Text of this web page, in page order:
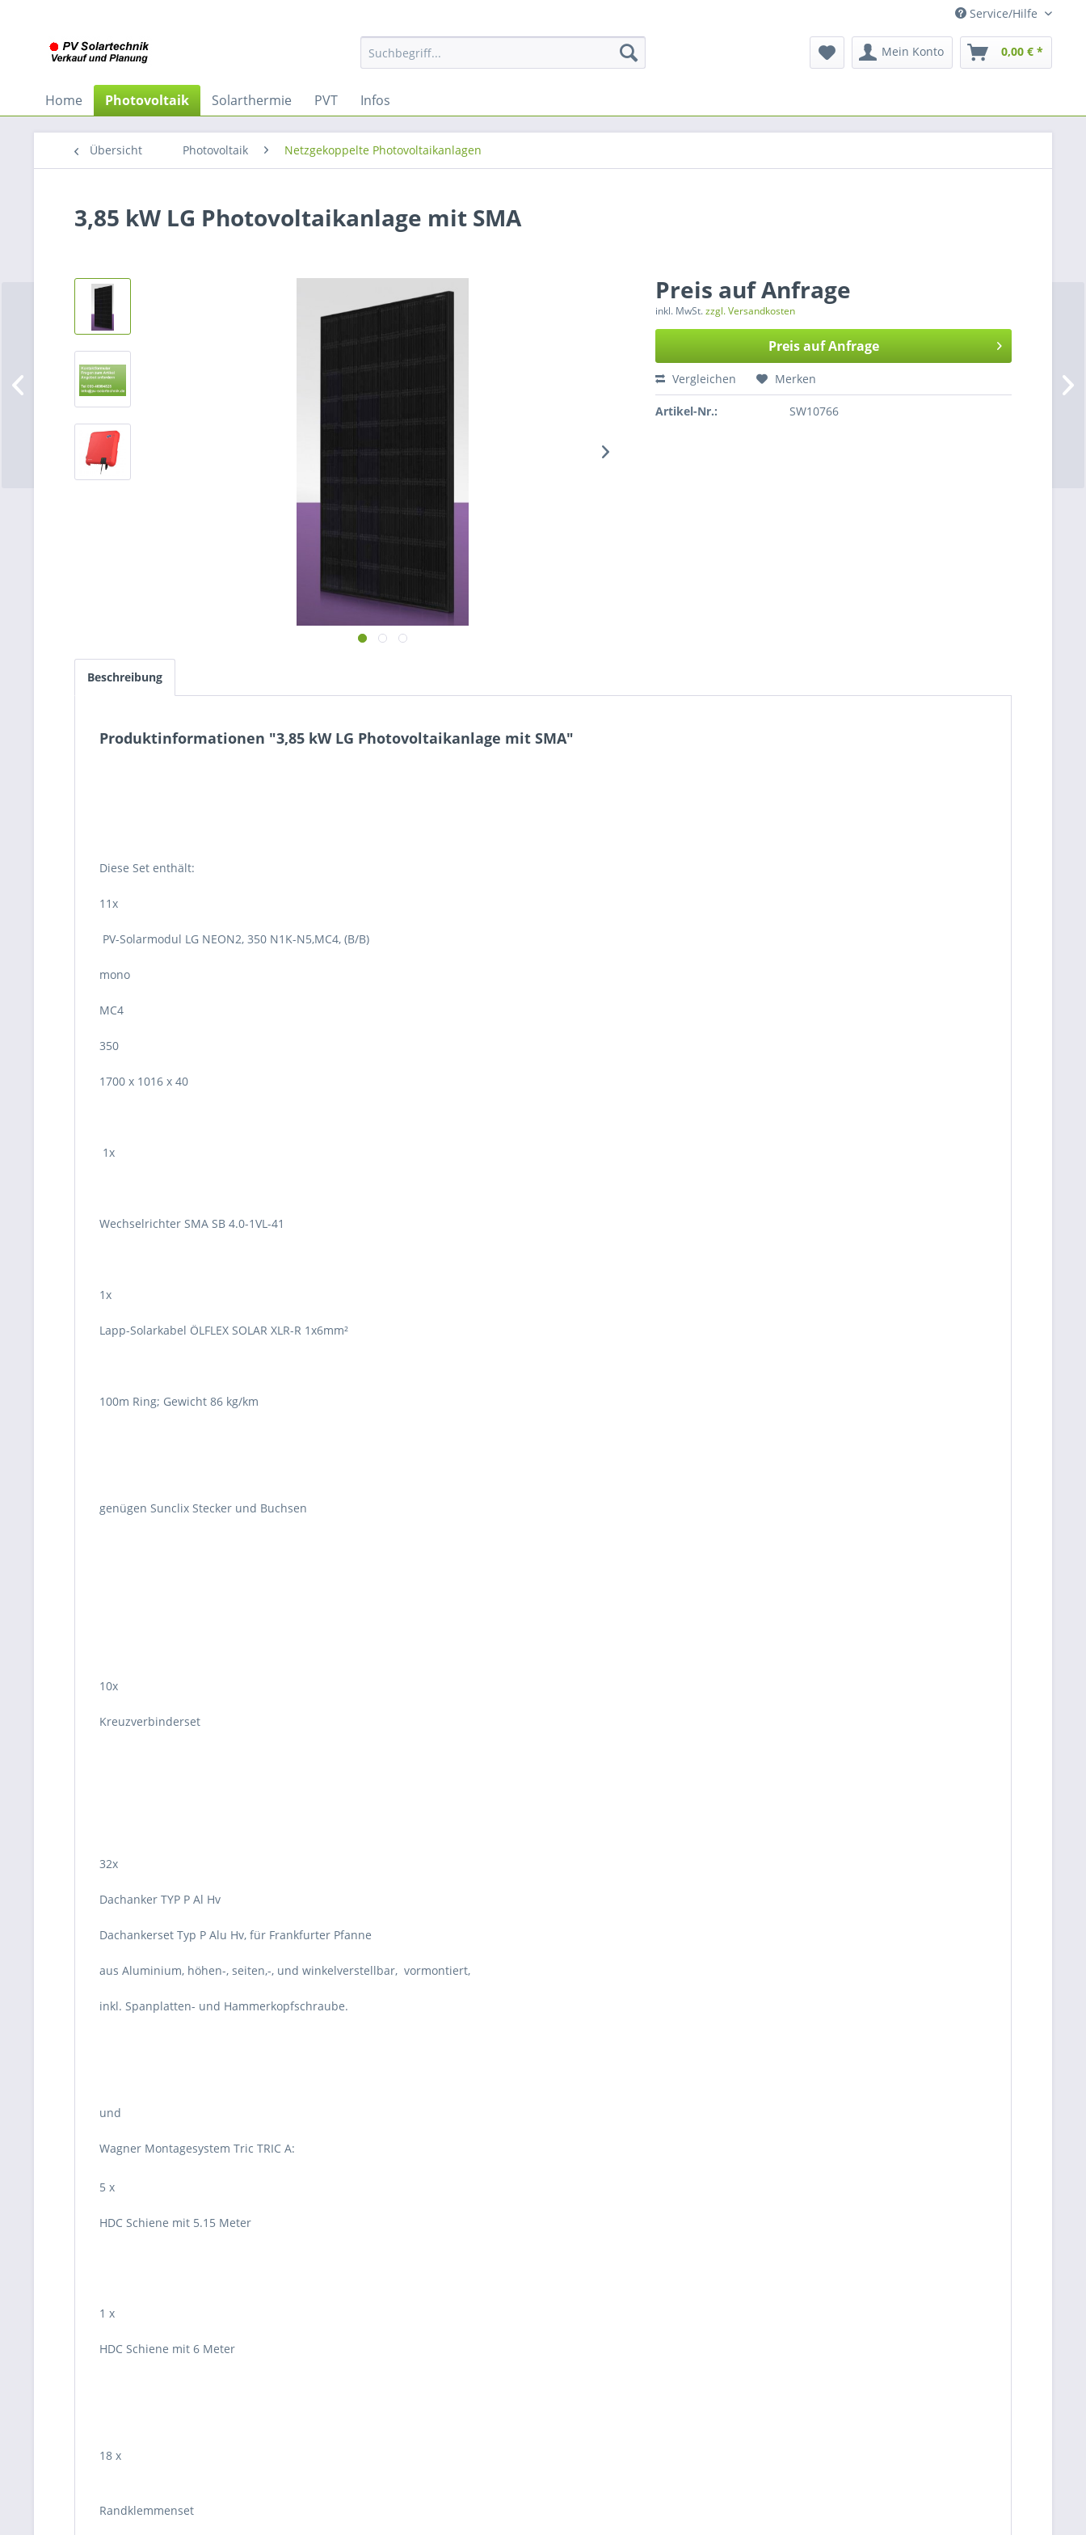
Service/Hilfe
Mein Konto 0,00 € *
Home Photovoltaik Solarthermie PVT Infos
Übersicht Photovoltaik Netzgekoppelte Photovoltaikanlagen
3,85 kW LG Photovoltaikanlage mit SMA
Preis auf Anfrage
inkl. MwSt.zzgl. Versandkosten
Preis auf Anfrage
Vergleichen Merken
Artikel-Nr.: SW10766
Beschreibung
Produktinformationen "3,85 kW LG Photovoltaikanlage mit SMA"
Diese Set enthält:
11x
PV-Solarmodul LG NEON2, 350 N1K-N5,MC4, (B/B)
mono
MC4
350
1700 x 1016 x 40
1x
Wechselrichter SMA SB 4.0-1VL-41
1x
Lapp-Solarkabel ÖLFLEX SOLAR XLR-R 1x6mm²
100m Ring; Gewicht 86 kg/km
genügen Sunclix Stecker und Buchsen
10x
Kreuzverbinderset
32x
Dachanker TYP P Al Hv
Dachankerset Typ P Alu Hv, für Frankfurter Pfanne
aus Aluminium, höhen-, seiten,-, und winkelverstellbar, vormontiert,
inkl. Spanplatten- und Hammerkopfschraube.
und
Wagner Montagesystem Tric TRIC A:
5 x
HDC Schiene mit 5.15 Meter
1 x
HDC Schiene mit 6 Meter
18 x
Randklemmenset